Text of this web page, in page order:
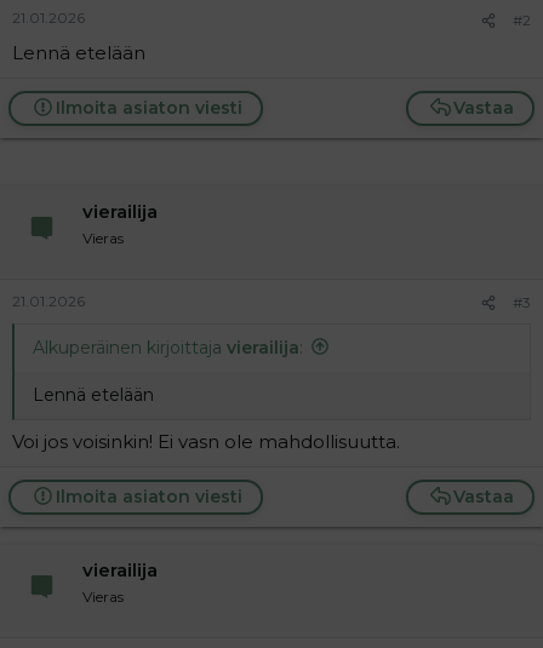
21.01.2026 #2
Lennä etelään
Vastaa
Ilmoita asiaton viesti
vierailija
Vieras
21.01.2026 #3
Alkuperäinen kirjoittaja vierailija:
Lennä etelään
Voi jos voisinkin! Ei vasn ole mahdollisuutta.
Vastaa
Ilmoita asiaton viesti
vierailija
Vieras